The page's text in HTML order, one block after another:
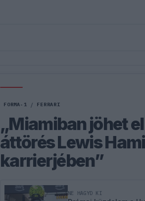
FORMA-1 / FERRARI
„Miamiban jöhet
áttörés Lewis
karrierjében”
NE HAGYD KI